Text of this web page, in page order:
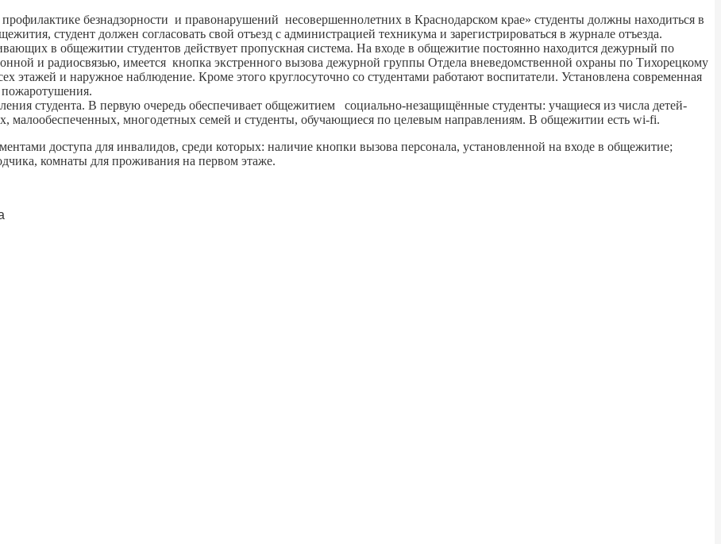
безнадзорности и правонарушений несовершеннолетних в Краснодарском крае» студенты должны находиться в
студент должен согласовать свой отъезд с администрацией техникума и зарегистрироваться в журнале отъезда.
в общежитии студентов действует пропускная система. На входе в общежитие постоянно находится дежурный по
и радиосвязью, имеется кнопка экстренного вызова дежурной группы Отдела вневедомственной охраны по Тихорецкому
этажей и наружное наблюдение. Кроме этого круглосуточно со студентами работают воспитатели. Установлена современная
пожаротушения.
студента. В первую очередь обеспечивает общежитием социально-незащищённые студенты: учащиеся из числа детей-
малообеспеченных, многодетных семей и студенты, обучающиеся по целевым направлениям. В общежитии есть wi-fi.
доступа для инвалидов, среди которых: наличие кнопки вызова персонала, установленной на входе в общежитие;
комнаты для проживания на первом этаже.